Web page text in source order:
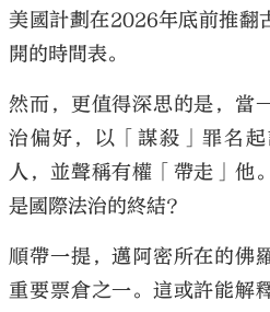
美國計劃在2026年底前推翻
開的時間表。
然而，更值得深思的是，當
治偏好，以「謀殺」罪名
人，並聲稱有權「帶走」他
是國際法治的終結？
順帶一提，邁阿密所在的佛
重要票倉之一。這或許能解